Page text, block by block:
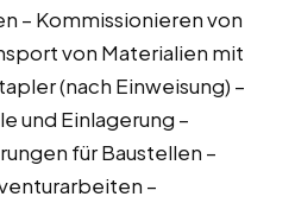
– Kommissionieren von
von Materialien mit
(nach Einweisung) –
und Einlagerung –
für Baustellen –
–